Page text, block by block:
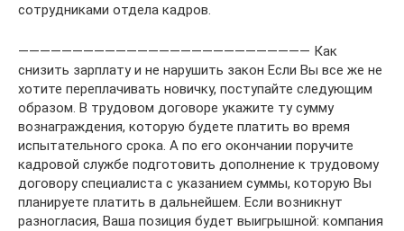
сотрудниками отдела кадров.
——————————————————————————— Как
снизить зарплату и не нарушить закон Если Вы все же не
хотите переплачивать новичку, поступайте следующим
образом. В трудовом договоре укажите ту сумму
вознаграждения, которую будете платить во время
испытательного срока. А по его окончании поручите
кадровой службе подготовить дополнение к трудовому
договору специалиста с указанием суммы, которую Вы
планируете платить в дальнейшем. Если возникнут
разногласия, Ваша позиция будет выигрышной: компания